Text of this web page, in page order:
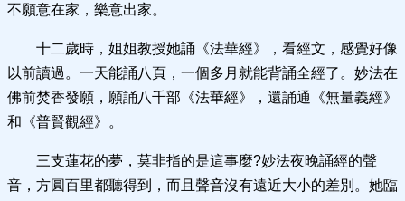
不願意在家，樂意出家。
十二歲時，姐姐教授她誦《法華經》，看經文，感覺好像
以前讀過。一天能誦八頁，一個多月就能背誦全經了。妙法在
佛前焚香發願，願誦八千部《法華經》，還誦通《無量義經》
和《普賢觀經》。
三支蓮花的夢，莫非指的是這事麼?妙法夜晚誦經的聲
音，方圓百里都聽得到，而且聲音沒有遠近大小的差別。她臨